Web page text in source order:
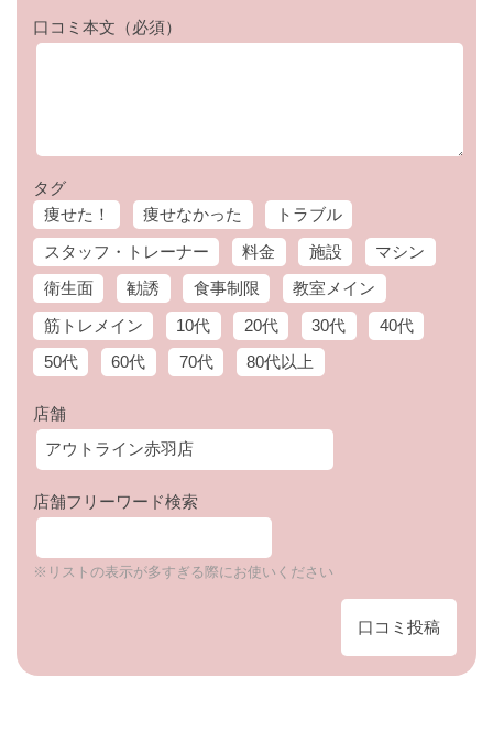
口コミ本文 （必須）
タグ
痩せた！
痩せなかった
トラブル
スタッフ・トレーナー
料金 施設
マシン
衛生面
勧誘 食事制限
教室メイン
筋トレメイン
10代 20代 30代
40代
50代
60代 70代 80代以上
店舗
店舗フリーワード検索
※リストの表示が多すぎる際にお使いください
口コミ投稿